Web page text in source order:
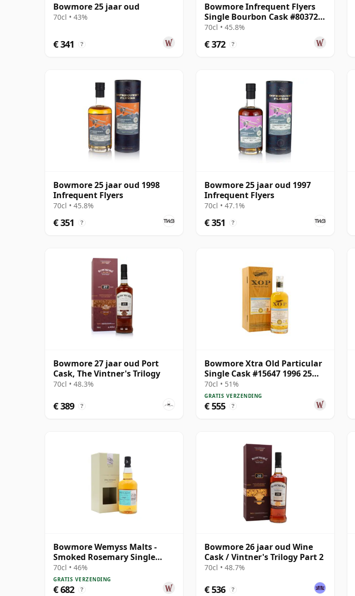
Bowmore 25 jaar oud
70cl • 43%
€ 341 ?
Bowmore Infrequent Flyers
Single Bourbon Cask #803728
1998 25 jaar oud
70cl • 45.8%
€ 372 ?
Bowmore 25 jaar oud 1998
Infrequent Flyers
70cl • 45.8%
€ 351 ?
Bowmore 25 jaar oud 1997
Infrequent Flyers
70cl • 47.1%
€ 351 ?
Bowmore 27 jaar oud Port
Cask, The Vintner's Trilogy
70cl • 48.3%
€ 389 ?
Bowmore Xtra Old Particular
Single Cask #15647 1996 25
jaar oud
70cl • 51%
GRATIS VERZENDING
€ 555 ?
Bowmore Wemyss Malts -
Smoked Rosemary Single
Cask 1989 30 jaar oud
70cl • 46%
GRATIS VERZENDING
€ 682 ?
Bowmore 26 jaar oud Wine
Cask / Vintner's Trilogy Part 2
70cl • 48.7%
€ 536 ?